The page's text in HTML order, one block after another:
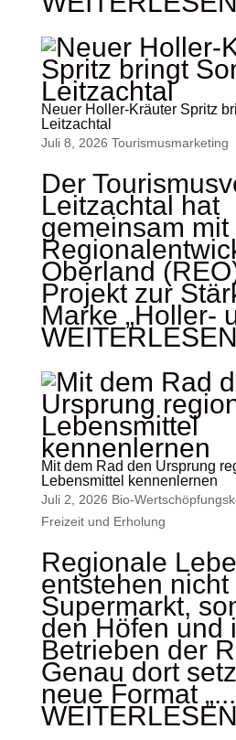
Neuer Holler-Kräuter Spritz
Leitzachtal
Juli 8, 2026 Tourismus­marketing
Der
Leitzachtal hat
gemeinsam mit
Oberland
Projekt zur
Marke „Holler-
WEITERLESEN
Mit dem Rad den Ursprung
Lebensmittel kennenlernen
Juli 2, 2026 Bio-
Freizeit und Erholung
Regionale
entstehen nicht
Supermarkt,
den Höfen und
Betrieben der
Genau dort
neue Format „...
WEITERLESEN